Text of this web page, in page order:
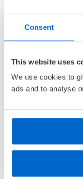
Consent
This website uses
We use cookies to
ads and to analyse